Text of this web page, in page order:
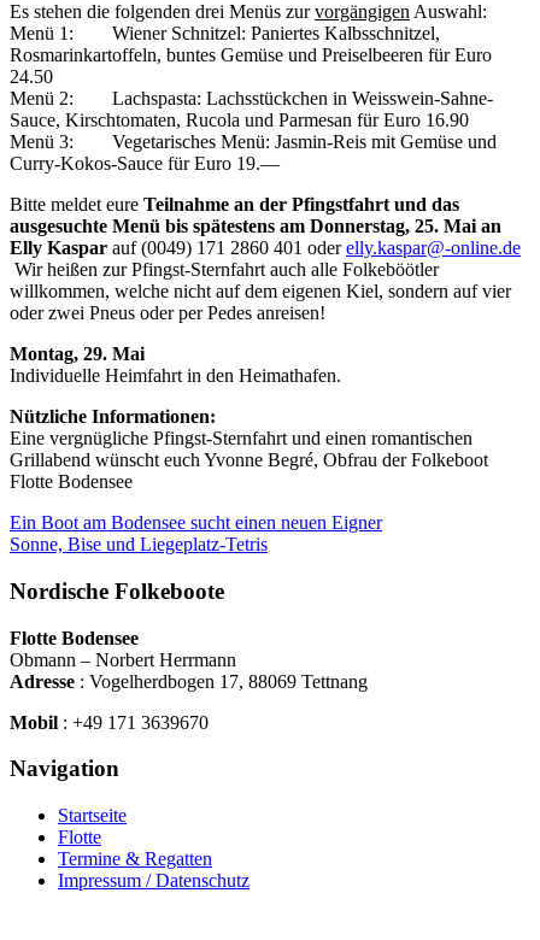
Es stehen die folgenden drei Menüs zurvorgängigen Auswahl:
Menü 1: Wiener Schnitzel: Paniertes Kalbsschnitzel,
Rosmarinkartoffeln, buntes Gemüse und Preiselbeeren für Euro
24.50
Menü 2: Lachspasta: Lachsstückchen in Weisswein-Sahne-
Sauce, Kirschtomaten, Rucola und Parmesan für Euro 16.90
Menü 3: Vegetarisches Menü: Jasmin-Reis mit Gemüse und
Curry-Kokos-Sauce für Euro 19.—
Bitte meldet eure Teilnahme an der Pfingstfahrt und das
ausgesuchte Menü bis spätestens am Donnerstag, 25. Mai an
Elly Kaspar auf (0049) 171 2860 401 oderelly.kaspar@-online.de
Wir heißen zur Pfingst-Sternfahrt auch alle Folkeböötler
willkommen, welche nicht auf dem eigenen Kiel, sondern auf vier
oder zwei Pneus oder per Pedes anreisen!
Montag, 29. Mai
Individuelle Heimfahrt in den Heimathafen.
Nützliche Informationen:
Eine vergnügliche Pfingst-Sternfahrt und einen romantischen
Grillabend wünscht euch Yvonne Begré, Obfrau der Folkeboot
Flotte Bodensee
Ein Boot am Bodensee sucht einen neuen Eigner
Sonne, Bise und Liegeplatz-Tetris
Nordische Folkeboote
Flotte Bodensee
Obmann – Norbert Herrmann
Adresse : Vogelherdbogen 17, 88069 Tettnang
Mobil : +49 171 3639670
Navigation
Startseite
Flotte
Termine & Regatten
Impressum / Datenschutz